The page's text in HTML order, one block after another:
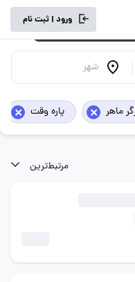
ورود | ثبت نام
شهر
ماهر × پاره وقت ×
برای تجربه کاربری بهتر و سرعت بالاتر، vpn